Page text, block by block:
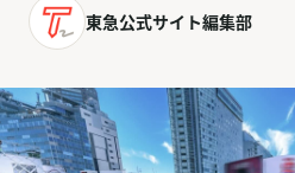
東急公式サイト編集部